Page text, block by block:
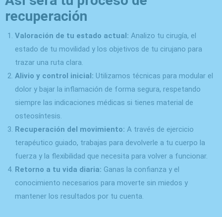
recuperación
Valoración de tu estado actual: Analizo tu cirugía, el
estado de tu movilidad y los objetivos de tu cirujano para
trazar una ruta clara.
Alivio y control inicial: Utilizamos técnicas para modular el
dolor y bajar la inflamación de forma segura, respetando
siempre las indicaciones médicas si tienes material de
osteosíntesis.
Recuperación del movimiento: A través de ejercicio
terapéutico guiado, trabajas para devolverle a tu cuerpo la
fuerza y la flexibilidad que necesita para volver a funcionar.
Retorno a tu vida diaria: Ganas la confianza y el
conocimiento necesarios para moverte sin miedos y
mantener los resultados por tu cuenta.